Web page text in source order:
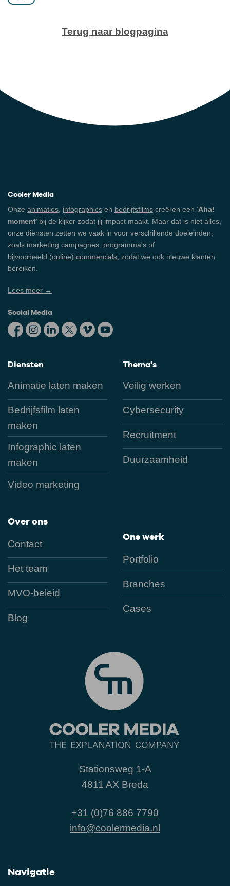
Terug naar blogpagina
Cooler Media
Onze animaties, infographics en bedrijfsfilms creëren een ‘Aha!
moment’ bij de kijker zodat jij impact maakt. Maar dat is niet alles,
onze diensten zetten we vaak in voor verschillende doeleinden,
zoals marketing campagnes, programma's of
bijvoorbeeld (online) commercials, zodat we ook nieuwe klanten
bereiken.
Lees meer →
Social Media
Diensten
Animatie laten maken
Bedrijfsfilm laten
maken
Infographic laten
maken
Video marketing
Over ons
Contact
Het team
MVO-beleid
Blog
Thema's
Veilig werken
Cybersecurity
Recruitment
Duurzaamheid
Ons werk
Portfolio
Branches
Cases
Stationsweg 1-A
4811 AX Breda
+31 (0)76 886 7790
info@coolermedia.nl
Navigatie